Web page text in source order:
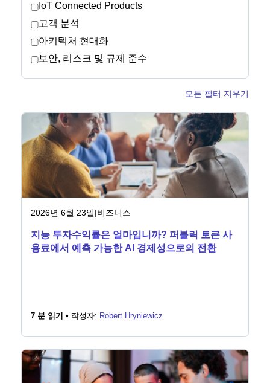
교육IoT Connected Products
고객 분석
아키텍처 현대화
보안, 리스크 및 규제 준수
모든 필터 지우기
2026년 6월 23일|비즈니스
지능 투자수익률은 얼마입니까? 퍼블릭 토큰 사
용료에서 예측 가능한 AI 경제성으로의 전환
7 분 읽기 • 작성자: Robert Hryniewicz